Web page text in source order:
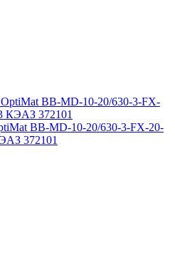
BB-MD-10-20/630-3-FX-20-
372101